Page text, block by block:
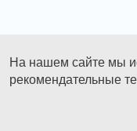
работа будет
можно
На нашем сайте мы
рекомендательные